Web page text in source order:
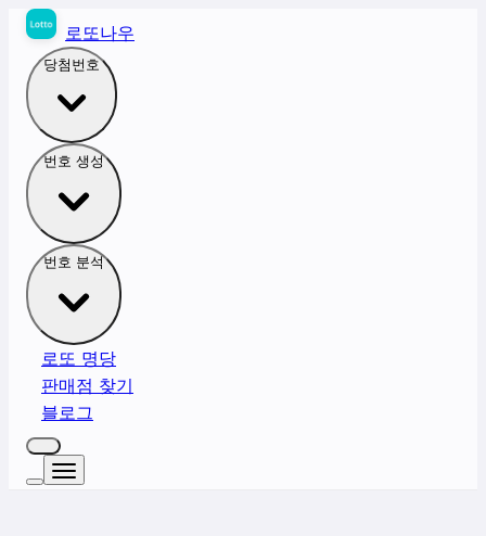
로또나우
당첨번호
번호 생성
번호 분석
로또 명당
판매점 찾기
블로그